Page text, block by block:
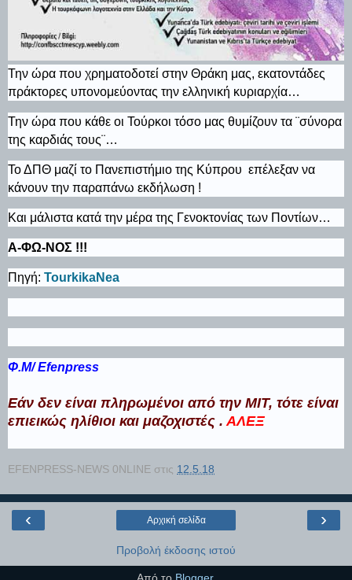
Την ώρα που χρηματοδοτεί στην Θράκη μας, εκατοντάδες
πράκτορες υπονομεύοντας την ελληνική κυριαρχία…
Την ώρα που κάθε οι Τούρκοι τόσο μας θυμίζουν τα ¨σύνορα
της καρδιάς τους¨…
Το ΔΠΘ μαζί το Πανεπιστήμιο της Κύπρου επέλεξαν να
κάνουν την παραπάνω εκδήλωση !
Και μάλιστα κατά την μέρα της Γενοκτονίας των Ποντίων…
Α-ΦΩ-ΝΟΣ !!!
Πηγή: TourkikaNea
Φ.Μ/ Efenpress
Εάν δεν είναι πληρωμένοι από την ΜΙΤ, τότε είναι
επιεικώς ηλίθιοι και μαζοχιστές .ΑΛΕΞ
EFENPRESS-NEWS 0NLINE στις 12.5.18
‹ ›
Αρχική σελίδα
Προβολή έκδοσης ιστού